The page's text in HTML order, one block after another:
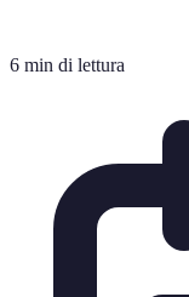
6 min di lettura